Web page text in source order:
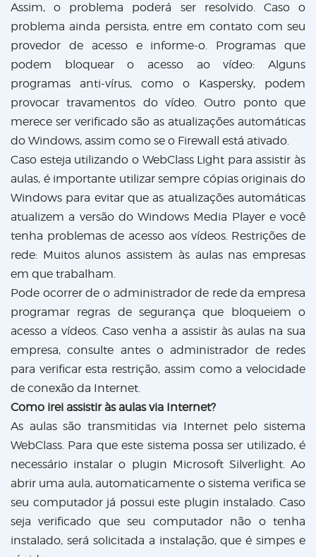
Assim, o problema poderá ser resolvido. Caso o
problema ainda persista, entre em contato com seu
provedor de acesso e informe-o. Programas que
podem bloquear o acesso ao vídeo: Alguns
programas anti-vírus, como o Kaspersky, podem
provocar travamentos do vídeo. Outro ponto que
merece ser verificado são as atualizações automáticas
do Windows, assim como se o Firewall está ativado.
Caso esteja utilizando o WebClass Light para assistir às
aulas, é importante utilizar sempre cópias originais do
Windows para evitar que as atualizações automáticas
atualizem a versão do Windows Media Player e você
tenha problemas de acesso aos vídeos. Restrições de
rede: Muitos alunos assistem às aulas nas empresas
em que trabalham.
Pode ocorrer de o administrador de rede da empresa
programar regras de segurança que bloqueiem o
acesso a vídeos. Caso venha a assistir às aulas na sua
empresa, consulte antes o administrador de redes
para verificar esta restrição, assim como a velocidade
de conexão da Internet.
Como irei assistir às aulas via Internet?
As aulas são transmitidas via Internet pelo sistema
WebClass. Para que este sistema possa ser utilizado, é
necessário instalar o plugin Microsoft Silverlight. Ao
abrir uma aula, automaticamente o sistema verifica se
seu computador já possui este plugin instalado. Caso
seja verificado que seu computador não o tenha
instalado, será solicitada a instalação, que é simpes e